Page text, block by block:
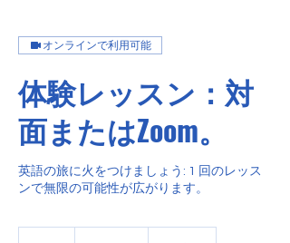
オンラインで利用可能
体験レッスン：対
面またはZoom。
英語の旅に火をつけましょう: 1 回のレッス
ンで無限の可能性が広がります。